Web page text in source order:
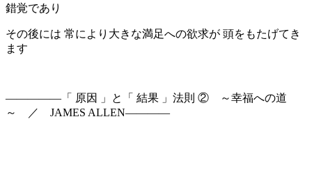
錯覚であり
その後には 常により大きな満足への欲求が 頭をもたげてき
ます
—————「 原因 」と「 結果 」法則 ② ～幸福への道
～ ／ JAMES ALLEN————